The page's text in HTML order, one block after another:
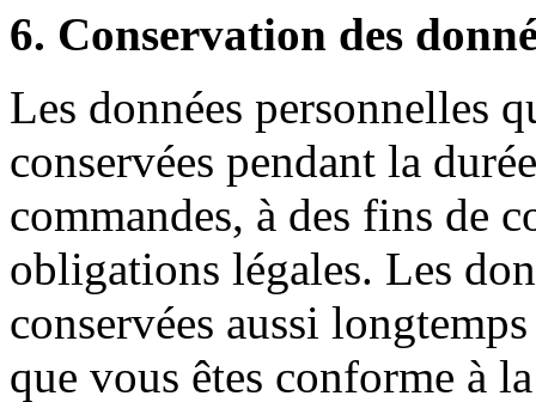
6. Conservation des
Les données personnelles
conservées pendant la
commandes, à des fins de
obligations légales. Les
conservées aussi
que vous êtes conforme à